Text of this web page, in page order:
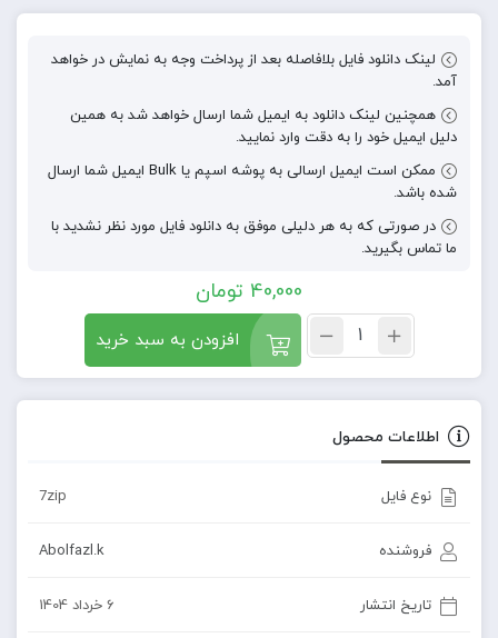
لینک دانلود فایل بلافاصله بعد از پرداخت وجه به نمایش در خواهد
آمد.
همچنین لینک دانلود به ایمیل شما ارسال خواهد شد به همین
دلیل ایمیل خود را به دقت وارد نمایید.
ممکن است ایمیل ارسالی به پوشه اسپم یا Bulk ایمیل شما ارسال
شده باشد.
در صورتی که به هر دلیلی موفق به دانلود فایل مورد نظر نشدید با
ما تماس بگیرید.
40,000 تومان
افزودن به سبد خرید
اطلاعات محصول
نوع فایل 7zip
فروشنده Abolfazl.k
تاریخ انتشار 6 خرداد 1404